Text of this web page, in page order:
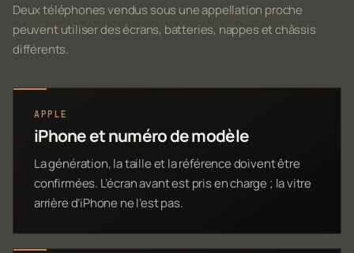
Deux téléphones vendus sous une appellation proche
peuvent utiliser des écrans, batteries, nappes et châssis
différents.
APPLE
iPhone et numéro de modèle
La génération, la taille et la référence doivent être
confirmées. L’écran avant est pris en charge ; la vitre
arrière d’iPhone ne l’est pas.